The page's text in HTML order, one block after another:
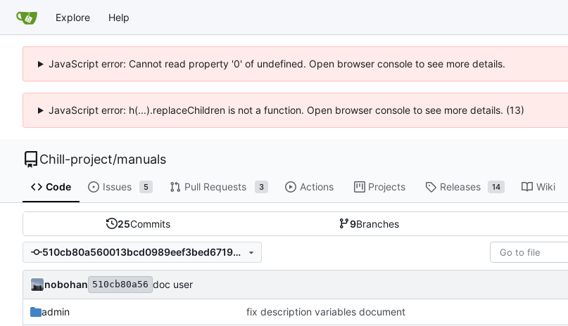
Explore Help
JavaScript error: Cannot read property '0' of undefined. Open browser console to see more details.
JavaScript error: h(...).replaceChildren is not a function. Open browser console to see more details. (13)
Chill-project/manuals
Code Issues 5 Pull Requests 3 Actions Projects Releases 14 Wiki
25Commits 9Branches
510cb80a560013bcd0989eef3bed6719b59f890d
nobohan 510cb80a56 doc user
admin fix description variables document